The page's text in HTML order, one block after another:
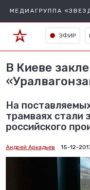
МЕДИАГРУППА
ЭФИР
В Киеве
На
трамваях стали
российского
Андрей Аркадьев 15-12-